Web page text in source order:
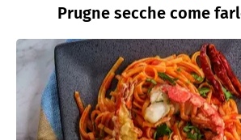
Prugne secche come